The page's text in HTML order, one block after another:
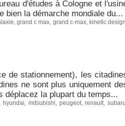
d'études à Cologne et
bien la démarche mondiale du...
, grand c max, grand c-max, kinetic design
de stationnement), les
ne sont plus uniquement
déplacez la plupart du temps...
, hyundai, mitsubishi, peugeot,renault,subaru